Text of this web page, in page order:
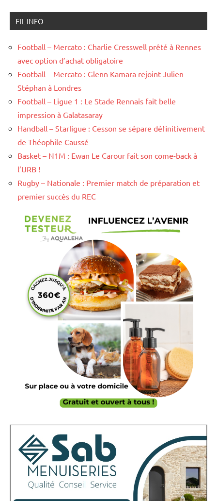
FIL INFO
Football – Mercato : Charlie Cresswell prêté à Rennes
avec option d’achat obligatoire
Football – Mercato : Glenn Kamara rejoint Julien
Stéphan à Londres
Football – Ligue 1 : Le Stade Rennais fait belle
impression à Galatasaray
Handball – Starligue : Cesson se sépare définitivement
de Théophile Caussé
Basket – N1M : Ewan Le Carour fait son come-back à
l’URB !
Rugby – Nationale : Premier match de préparation et
premier succès du REC